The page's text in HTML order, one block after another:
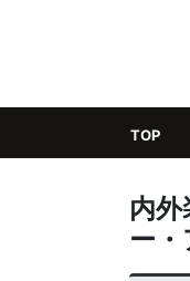
TOP
内
ー